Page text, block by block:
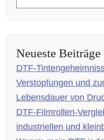
Neueste Beiträge
DTF-
Verstopfungen und
Lebensdauer von
DTF-Filmrollen-
industriellen und